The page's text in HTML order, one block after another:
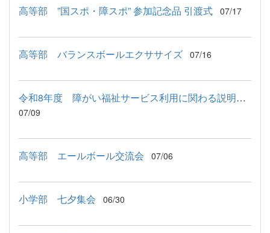
高等部 ”国スポ・障スポ” 参加記念品 引渡式 07/17
高等部 バランスボールエクササイズ 07/16
令和8年度 障がい福祉サービス利用に関わる説明会が行われました
07/09
高等部 エールボール交流会 07/06
小学部 七夕集会 06/30